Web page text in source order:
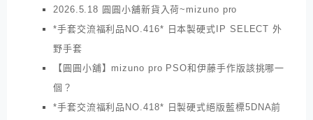
2026.5.18 圓圓小舖新貨入荷~mizuno pro
*手套交流福利品NO.416* 日本製硬式IP SELECT 外
野手套
【圓圓小舖】mizuno pro PSO和伊藤手作版該挑哪一
個？
*手套交流福利品NO.418* 日製硬式絕版藍標5DNA前